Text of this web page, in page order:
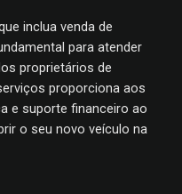
inclua venda de
para atender
proprietários de
proporciona aos
e suporte financeiro ao
o seu novo veículo na